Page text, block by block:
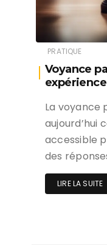
PRATIQUE
Voyance
La voyance
aujourd’hui
accessible
des
LIRE LA SUITE